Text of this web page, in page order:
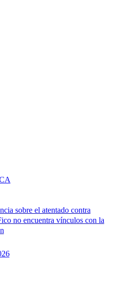
sobre el atentado contra
no encuentra vínculos con la